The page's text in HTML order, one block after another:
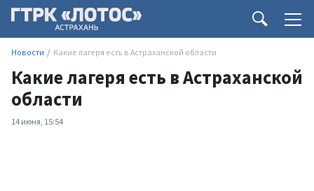
Новости Какие лагеря есть в Астраханской области
Какие лагеря есть в Астраханской
области
14 июня, 15:54